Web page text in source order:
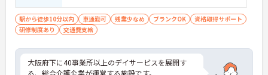
駅から徒歩10分以内 車通勤可 残業少なめ ブランクOK
資格取得サポート
研修制度あり
交通費支給
大阪府下に40事業所以上のデイサービスを展開す
る、総合介護企業が運営する施設です。